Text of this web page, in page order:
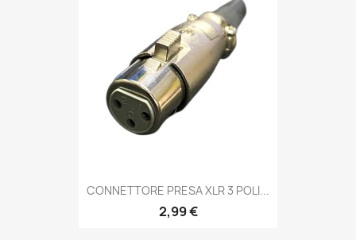
CONNETTORE PRESA XLR 3 POLI...
2,99 €